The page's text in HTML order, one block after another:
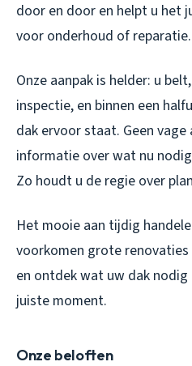
door en door en helpt u het
voor onderhoud of reparatie.
Onze aanpak is helder: u
inspectie, en binnen een
dak ervoor staat. Geen
informatie over wat nu
Zo houdt u de regie over
Het mooie aan tijdig
voorkomen grote renovaties
en ontdek wat uw dak
juiste moment.
Onze beloften